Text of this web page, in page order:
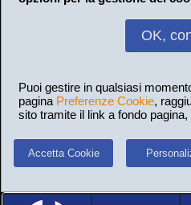
OK,
Puoi gestire in qualsiasi
pagina Preferenze Cookie,
sito tramite il link a fondo
Accetta Cookie